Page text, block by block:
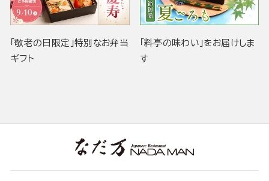
「敬老の日限定」特別なお弁当
ギフト
「料亭の味わい」をお届けしま
す